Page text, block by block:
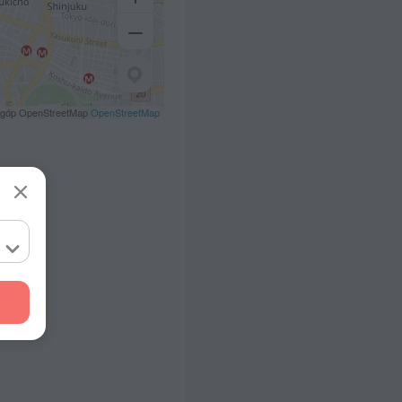
OpenStreetMapOpenStreetMap
km
454 m